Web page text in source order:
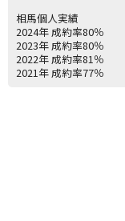
相馬個人実績
2024年 成約率80％
2023年 成約率80％
2022年 成約率81％
2021年 成約率77％